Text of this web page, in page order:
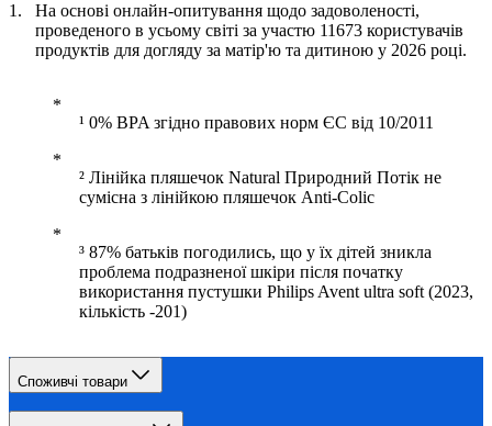
На основі онлайн-опитування щодо задоволеності,
проведеного в усьому світі за участю 11673 користувачів
продуктів для догляду за матір'ю та дитиною у 2026 році.
¹ 0% BPA згідно правових норм ЄС від 10/2011
² Лінійка пляшечок Natural Природний Потік не
сумісна з лінійкою пляшечок Anti-Colic
³ 87% батьків погодились, що у їх дітей зникла
проблема подразненої шкіри після початку
використання пустушки Philips Avent ultra soft (2023,
кількість -201)
Споживчі товари